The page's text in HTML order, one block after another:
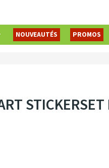
NOUVEAUTÉS PROMOS